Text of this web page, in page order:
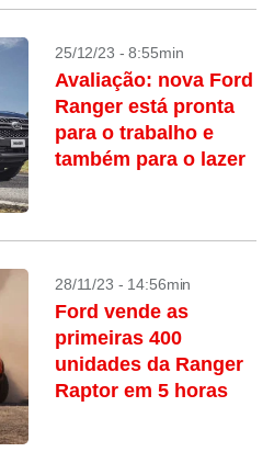
25/12/23 - 8:55min
Avaliação: nova Ford
Ranger está pronta
para o trabalho e
também para o lazer
28/11/23 - 14:56min
Ford vende as
primeiras 400
unidades da Ranger
Raptor em 5 horas